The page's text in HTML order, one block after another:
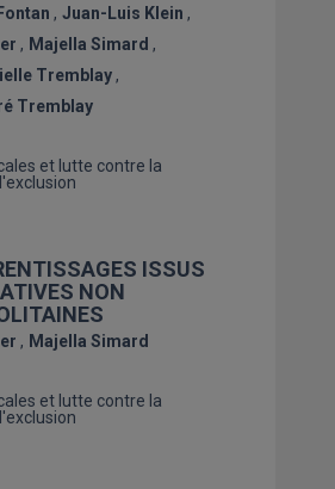
Juan-Luis Klein
Majella Simard
Tremblay
Tremblay
et lutte contre la
ISSUS
NON
Majella Simard
et lutte contre la